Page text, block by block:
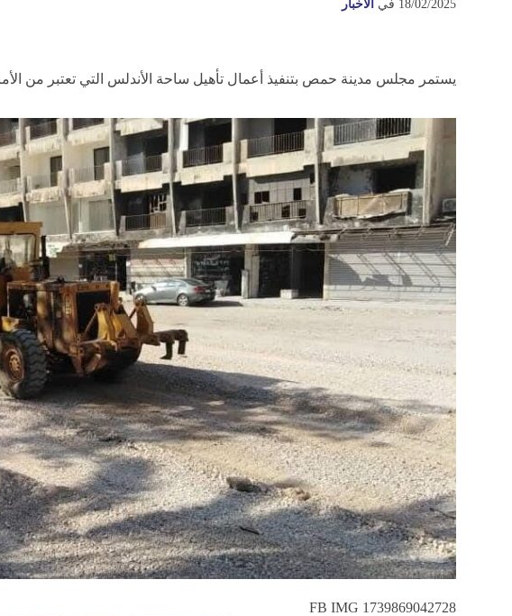
18/02/2025 في الأخبار
يستمر مجلس مدينة حمص بتنفيذ أعمال تأهيل ساحة الأندلس التي تعتبر من
FB IMG 1739869042728